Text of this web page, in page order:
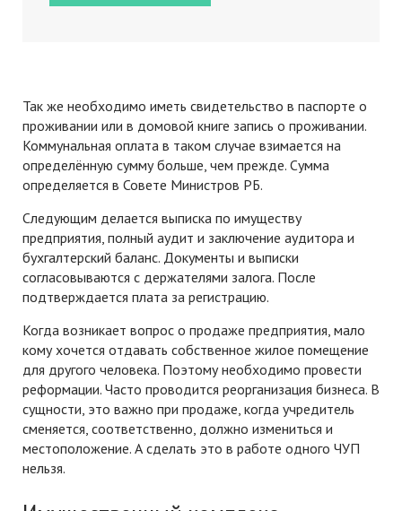
Так же необходимо иметь свидетельство в паспорте о
проживании или в домовой книге запись о проживании.
Коммунальная оплата в таком случае взимается на
определённую сумму больше, чем прежде. Сумма
определяется в Совете Министров РБ.
Следующим делается выписка по имуществу
предприятия, полный аудит и заключение аудитора и
бухгалтерский баланс. Документы и выписки
согласовываются с держателями залога. После
подтверждается плата за регистрацию.
Когда возникает вопрос о продаже предприятия, мало
кому хочется отдавать собственное жилое помещение
для другого человека. Поэтому необходимо провести
реформации. Часто проводится реорганизация бизнеса. В
сущности, это важно при продаже, когда учредитель
сменяется, соответственно, должно измениться и
местоположение. А сделать это в работе одного ЧУП
нельзя.